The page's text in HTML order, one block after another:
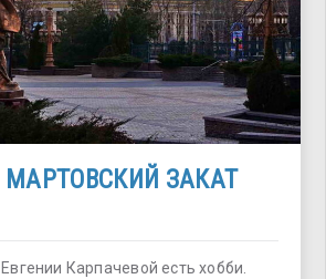
МАРТОВСКИЙ ЗАКАТ
Карпачевой есть хобби.